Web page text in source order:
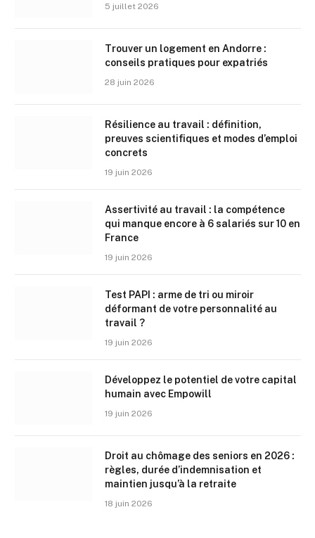
5 juillet 2026
Trouver un logement en Andorre :
conseils pratiques pour expatriés
28 juin 2026
Résilience au travail : définition,
preuves scientifiques et modes d’emploi
concrets
19 juin 2026
Assertivité au travail : la compétence
qui manque encore à 6 salariés sur 10 en
France
19 juin 2026
Test PAPI : arme de tri ou miroir
déformant de votre personnalité au
travail ?
19 juin 2026
Développez le potentiel de votre capital
humain avec Empowill
19 juin 2026
Droit au chômage des seniors en 2026 :
règles, durée d’indemnisation et
maintien jusqu’à la retraite
18 juin 2026